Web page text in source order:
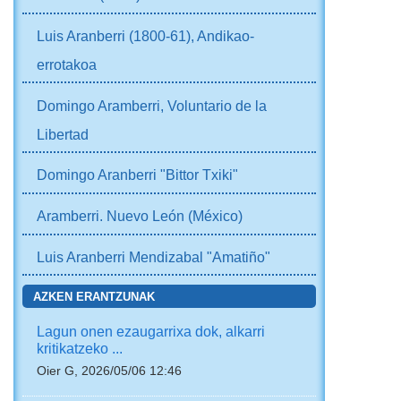
Luis Aranberri (1800-61), Andikao-
errotakoa
Domingo Aramberri, Voluntario de la
Libertad
Domingo Aranberri "Bittor Txiki"
Aramberri. Nuevo León (México)
Luis Aranberri Mendizabal "Amatiño"
AZKEN ERANTZUNAK
Lagun onen ezaugarrixa dok, alkarri
kritikatzeko ...
Oier G, 2026/05/06 12:46